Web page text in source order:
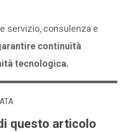
servizio, consulenza e
continuità
tecnologica.
questo articolo